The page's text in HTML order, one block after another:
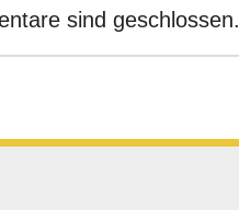
sind geschlossen.